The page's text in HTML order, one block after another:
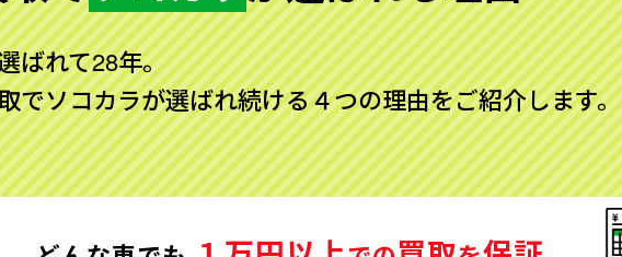
ばれて28年。
でソコカラが選ばれ続ける４つの理由をご紹介します。